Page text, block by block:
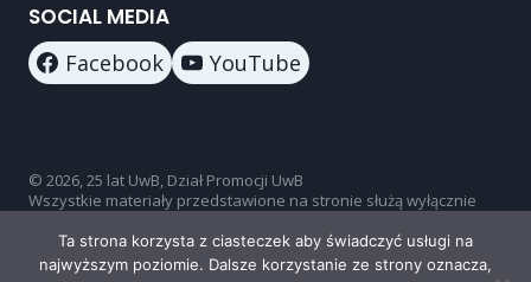
SOCIAL MEDIA
Facebook
YouTube
© 2026, 25 lat UwB, Dział Promocji UwB
Wszystkie materiały przedstawione na stronie służą wyłącznie
Deklaracja dostępności
Ta strona korzysta z ciasteczek aby świadczyć usługi na
najwyższym poziomie. Dalsze korzystanie ze strony oznacza,